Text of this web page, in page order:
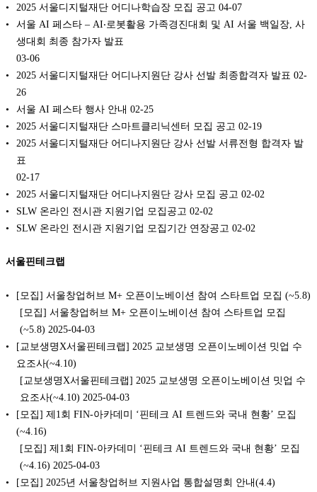
2025 서울디지털재단 어디나학습장 모집 공고 04-07
서울 AI 페스타 – AI‧로봇활용 가족경진대회 및 AI 서울 백일장, 사
생대회 최종 참가자 발표
03-06
2025 서울디지털재단 어디나지원단 강사 선발 최종합격자 발표 02-
26
서울 AI 페스타 행사 안내 02-25
2025 서울디지털재단 스마트클리닉센터 모집 공고 02-19
2025 서울디지털재단 어디나지원단 강사 선발 서류전형 합격자 발
표
02-17
2025 서울디지털재단 어디나지원단 강사 모집 공고 02-02
SLW 온라인 전시관 지원기업 모집공고 02-02
SLW 온라인 전시관 지원기업 모집기간 연장공고 02-02
서울핀테크랩
[모집] 서울창업허브 M+ 오픈이노베이션 참여 스타트업 모집 (~5.8)
[모집] 서울창업허브 M+ 오픈이노베이션 참여 스타트업 모집
(~5.8) 2025-04-03
[교보생명X서울핀테크랩] 2025 교보생명 오픈이노베이션 밋업 수
요조사(~4.10)
[교보생명X서울핀테크랩] 2025 교보생명 오픈이노베이션 밋업 수
요조사(~4.10) 2025-04-03
[모집] 제1회 FIN-아카데미 ‘핀테크 AI 트렌드와 국내 현황’ 모집
(~4.16)
[모집] 제1회 FIN-아카데미 ‘핀테크 AI 트렌드와 국내 현황’ 모집
(~4.16) 2025-04-03
[모집] 2025년 서울창업허브 지원사업 통합설명회 안내(4.4)